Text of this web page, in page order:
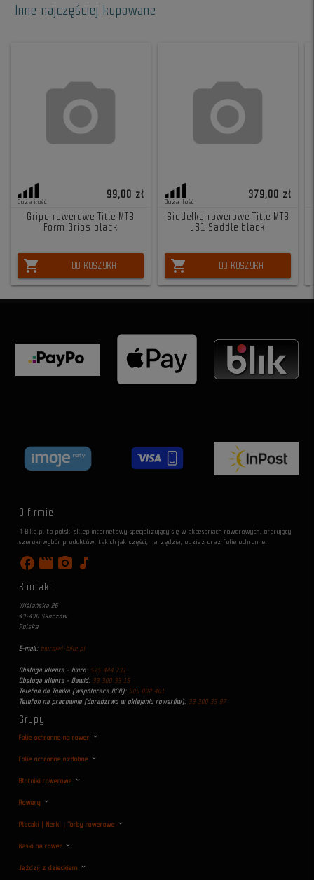
Inne najczęściej kupowane
Duża ilość
99,00 zł
Gripy rowerowe Title MTB
Form Grips black
shopping_cart DO KOSZYKA
Duża ilość
379,00 zł
Siodełko rowerowe Title MTB
JS1 Saddle black
shopping_cart DO KOSZYKA
O firmie
4-Bike.pl to polski sklep internetowy specjalizujący się w akcesoriach rowerowych, oferujący
szeroki wybór produktów, takich jak części, narzędzia, odzież oraz folie ochronne.
facebook movie photo_camera music_note
Kontakt
Wiślańska 26
43-430 Skoczów
Polska
E-mail: biuro@4-bike.pl
Obsługa klienta - biuro: 575 444 731
Obsługa klienta - Dawid: 33 300 33 15
Telefon do Tomka (współpraca B2B): 505 002 401
Telefon na pracownie (doradztwo w oklejaniu rowerów): 33 300 33 97
Grupy
Folie ochronne na rower
Folie ochronne ozdobne
Błotniki rowerowe
Rowery
Plecaki | Nerki | Torby rowerowe
Kaski na rower
Jeździj z dzieckiem